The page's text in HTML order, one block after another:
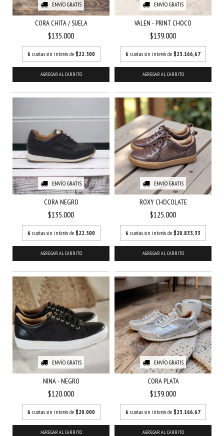
ENVÍO GRATIS
CORA CHITA / SUELA
$135.000
6 cuotas sin interés de $22.500
AGREGAR AL CARRITO
ENVÍO GRATIS
VALEN - PRINT CHOCO
$139.000
6 cuotas sin interés de $23.166,67
AGREGAR AL CARRITO
ENVÍO GRATIS
CORA NEGRO
$135.000
6 cuotas sin interés de $22.500
AGREGAR AL CARRITO
ENVÍO GRATIS
ROXY CHOCOLATE
$125.000
6 cuotas sin interés de $20.833,33
AGREGAR AL CARRITO
ENVÍO GRATIS
NINA - NEGRO
$120.000
6 cuotas sin interés de $20.000
AGREGAR AL CARRITO
ENVÍO GRATIS
CORA PLATA
$139.000
6 cuotas sin interés de $23.166,67
AGREGAR AL CARRITO